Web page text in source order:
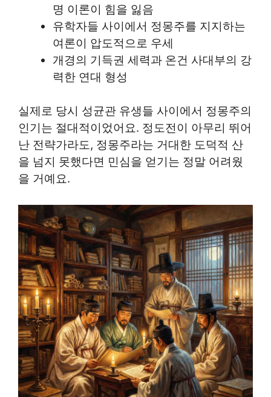
명 이론이 힘을 잃음
유학자들 사이에서 정몽주를 지지하는
여론이 압도적으로 우세
개경의 기득권 세력과 온건 사대부의 강
력한 연대 형성
실제로 당시 성균관 유생들 사이에서 정몽주의
인기는 절대적이었어요. 정도전이 아무리 뛰어
난 전략가라도, 정몽주라는 거대한 도덕적 산
을 넘지 못했다면 민심을 얻기는 정말 어려웠
을 거예요.